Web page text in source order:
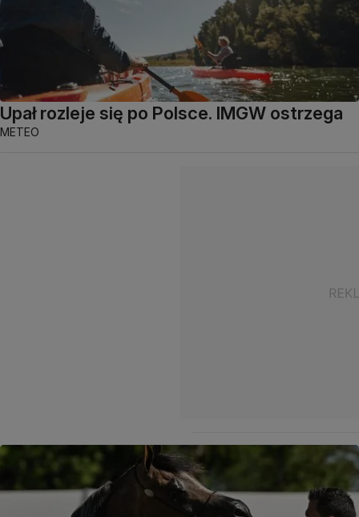
Upał rozleje się po Polsce. IMGW ostrzega
METEO